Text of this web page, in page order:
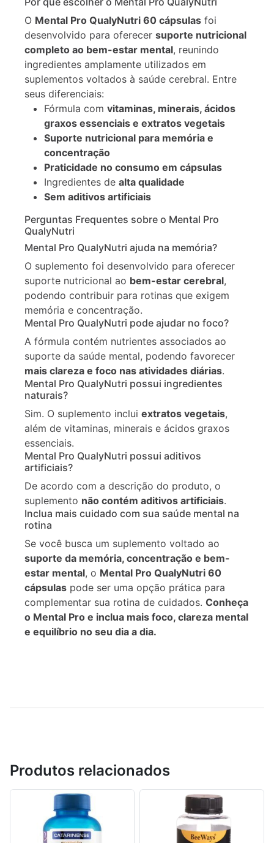
O Mental Pro QualyNutri 60 cápsulas foi
desenvolvido para oferecer suporte nutricional
completo ao bem-estar mental, reunindo
ingredientes amplamente utilizados em
suplementos voltados à saúde cerebral. Entre
seus diferenciais:
Fórmula com vitaminas, minerais, ácidos
graxos essenciais e extratos vegetais
Suporte nutricional para memória e
concentração
Praticidade no consumo em cápsulas
Ingredientes de alta qualidade
Sem aditivos artificiais
Perguntas Frequentes sobre o Mental Pro
QualyNutri
Mental Pro QualyNutri ajuda na memória?
O suplemento foi desenvolvido para oferecer
suporte nutricional ao bem-estar cerebral,
podendo contribuir para rotinas que exigem
memória e concentração.
Mental Pro QualyNutri pode ajudar no foco?
A fórmula contém nutrientes associados ao
suporte da saúde mental, podendo favorecer
mais clareza e foco nas atividades diárias.
Mental Pro QualyNutri possui ingredientes
naturais?
Sim. O suplemento inclui extratos vegetais,
além de vitaminas, minerais e ácidos graxos
essenciais.
Mental Pro QualyNutri possui aditivos
artificiais?
De acordo com a descrição do produto, o
suplemento não contém aditivos artificiais.
Inclua mais cuidado com sua saúde mental na
rotina
Se você busca um suplemento voltado ao
suporte da memória, concentração e bem-
estar mental, o Mental Pro QualyNutri 60
cápsulas pode ser uma opção prática para
complementar sua rotina de cuidados. Conheça
o Mental Pro e inclua mais foco, clareza mental
e equilíbrio no seu dia a dia.
Produtos relacionados